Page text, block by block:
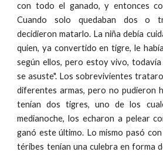
con todo el ganado, y entonces
Cuando solo quedaban dos o
decidieron matarlo. La niña debía
quien, ya convertido en tigre, le
según ellos, pero estoy vivo,
se asuste". Los sobrevivientes
diferentes armas, pero no pudieron
tenían dos tigres, uno de los
medianoche, los echaron a pelear
ganó este último. Lo mismo pasó
téribes tenían una culebra en forma